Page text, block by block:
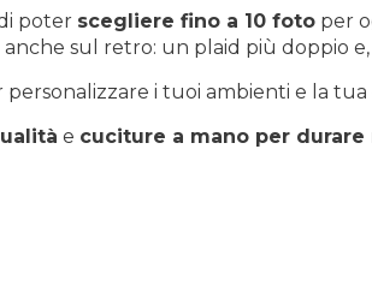
poter scegliere fino a 10 fotoper
sul retro: un plaid più doppio
i tuoi ambienti e la tua
e cuciture a mano per